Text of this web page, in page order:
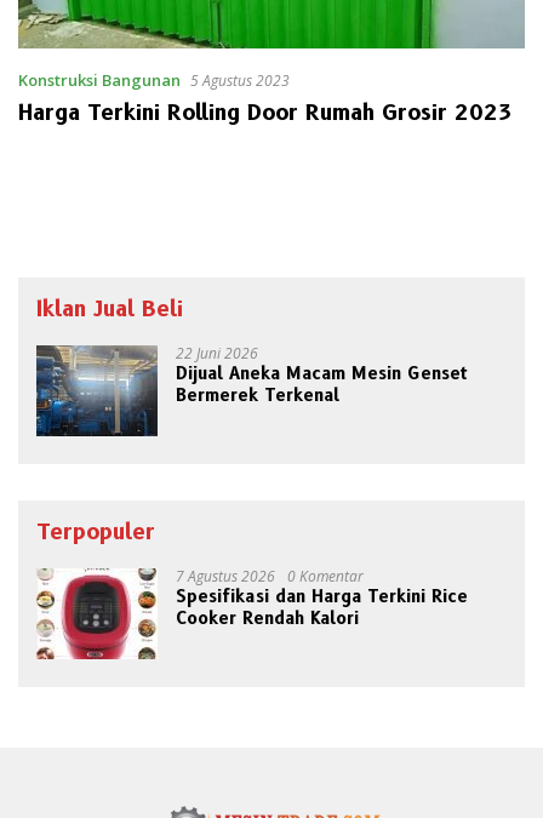
Konstruksi Bangunan 5 Agustus 2023
Harga Terkini Rolling Door Rumah Grosir 2023
Iklan Jual Beli
22 Juni 2026
Dijual Aneka Macam Mesin Genset
Bermerek Terkenal
Terpopuler
7 Agustus 2026 0 Komentar
Spesifikasi dan Harga Terkini Rice
Cooker Rendah Kalori